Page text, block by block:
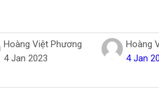
Hoàng Việt Phương
4 Jan 2023
Hoàng
4 Jan